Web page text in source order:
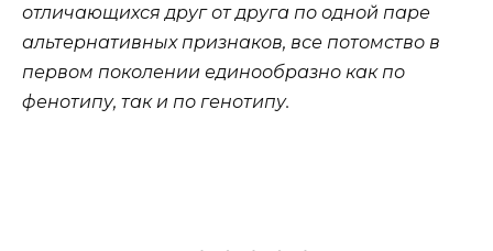
отличающихся друг от друга по одной паре
альтернативных признаков, все потомство в
первом поколении единообразно как по
фенотипу, так и по генотипу.